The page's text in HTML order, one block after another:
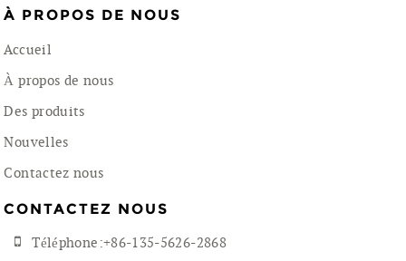
À PROPOS DE NOUS
Accueil
À propos de nous
Des produits
Nouvelles
Contactez nous
CONTACTEZ NOUS
Téléphone:+86-135-5626-2868